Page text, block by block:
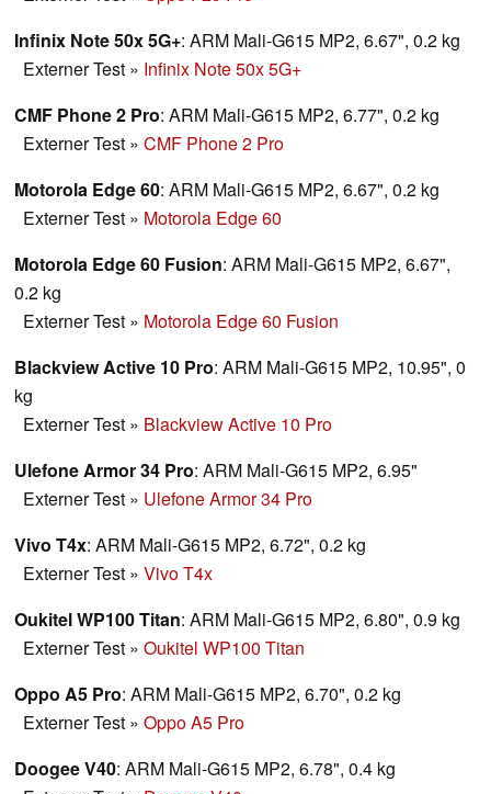
Infinix Note 50x 5G+: ARM Mali-G615 MP2, 6.67", 0.2 kg
Externer Test » Infinix Note 50x 5G+
CMF Phone 2 Pro: ARM Mali-G615 MP2, 6.77", 0.2 kg
Externer Test » CMF Phone 2 Pro
Motorola Edge 60: ARM Mali-G615 MP2, 6.67", 0.2 kg
Externer Test » Motorola Edge 60
Motorola Edge 60 Fusion: ARM Mali-G615 MP2, 6.67",
0.2 kg
Externer Test » Motorola Edge 60 Fusion
Blackview Active 10 Pro: ARM Mali-G615 MP2, 10.95", 0
kg
Externer Test » Blackview Active 10 Pro
Ulefone Armor 34 Pro: ARM Mali-G615 MP2, 6.95"
Externer Test » Ulefone Armor 34 Pro
Vivo T4x: ARM Mali-G615 MP2, 6.72", 0.2 kg
Externer Test » Vivo T4x
Oukitel WP100 Titan: ARM Mali-G615 MP2, 6.80", 0.9 kg
Externer Test » Oukitel WP100 Titan
Oppo A5 Pro: ARM Mali-G615 MP2, 6.70", 0.2 kg
Externer Test » Oppo A5 Pro
Doogee V40: ARM Mali-G615 MP2, 6.78", 0.4 kg